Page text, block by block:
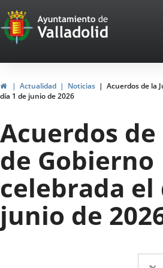
Portal
Web
del
Ayuntamiento
de
Valladolid
HomeActualidad Noticias
Acuerdos de la
día 1 de junio de 2026
Acuerdos
de Gobierno
celebrada el
junio de